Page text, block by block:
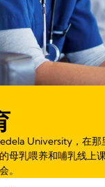
University，在那
母乳喂养和哺乳线上
。